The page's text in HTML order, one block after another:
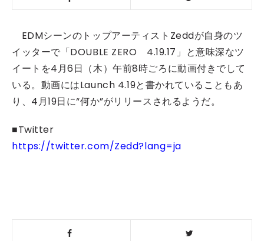
EDMシーンのトップアーティストZeddが自身のツ
イッターで「DOUBLE ZERO 4.19.17」と意味深なツ
イートを4月6日（木）午前8時ごろに動画付きでして
いる。動画にはLaunch 4.19と書かれていることもあ
り、4月19日に“何か”がリリースされるようだ。
■Twitter
https://twitter.com/Zedd?lang=ja